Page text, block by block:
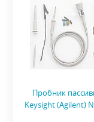
Пробник
Keysight (Agilent)